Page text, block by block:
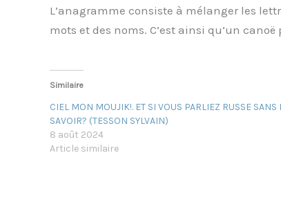
L’anagramme consiste à mélanger les
mots et des noms. C’est ainsi qu’un
Similaire
CIEL MON MOUJIK!. ET SI VOUS PARLIEZ RUSSE SANS
SAVOIR? (TESSON SYLVAIN)
8 août 2024
Article similaire